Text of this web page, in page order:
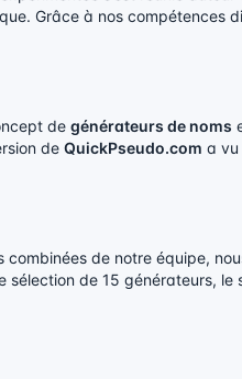
Grâce à nos compétences
de générateurs de noms
de QuickPseudo.com a vu
de notre équipe,
sélection de 15 générateurs, le